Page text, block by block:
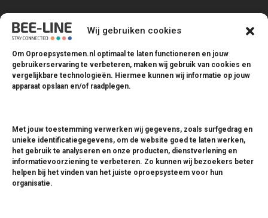
Wij gebruiken cookies
Om Oproepsystemen.nl optimaal te laten functioneren en jouw
gebruikerservaring te verbeteren, maken wij gebruik van cookies en
vergelijkbare technologieën. Hiermee kunnen wij informatie op jouw
apparaat opslaan en/of raadplegen.
Met jouw toestemming verwerken wij gegevens, zoals surfgedrag en
unieke identificatiegegevens, om de website goed te laten werken,
het gebruik te analyseren en onze producten, dienstverlening en
informatievoorziening te verbeteren. Zo kunnen wij bezoekers beter
helpen bij het vinden van het juiste oproepsysteem voor hun
organisatie.
Oproepsystemen
Drukknopsystemen
Zendmodules
Ontvangers
Pagers